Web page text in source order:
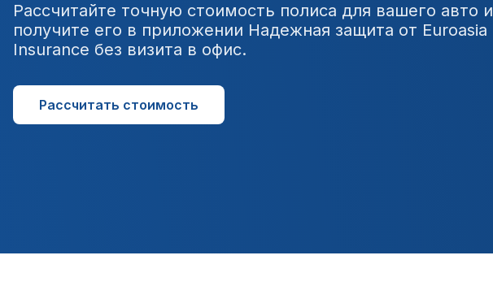
Рассчитайте точную стоимость полиса для вашего авто и
получите его в приложении Надежная защита от Euroasia
Insurance без визита в офис.
Рассчитать стоимость